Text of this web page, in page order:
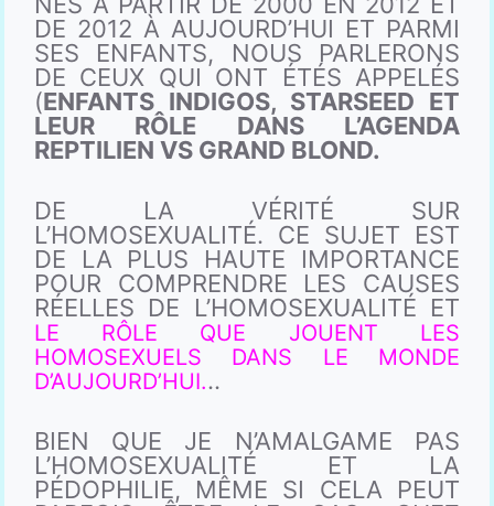
DE 2012 À AUJOURD’HUI ET PARMI
SES ENFANTS, NOUS PARLERONS
DE CEUX QUI ONT ÉTÉS APPELÉS
(ENFANTS INDIGOS, STARSEED ET
LEUR RÔLE DANS L’AGENDA
REPTILIEN VS GRAND BLOND.
DE LA VÉRITÉ SUR
L’HOMOSEXUALITÉ. CE SUJET EST
DE LA PLUS HAUTE IMPORTANCE
POUR COMPRENDRE LES CAUSES
RÉELLES DE L’HOMOSEXUALITÉ ET
LE RÔLE QUE JOUENT LES
HOMOSEXUELS DANS LE MONDE
D’AUJOURD’HUI...
BIEN QUE JE N’AMALGAME PAS
L’HOMOSEXUALITÉ ET LA
PÉDOPHILIE, MÊME SI CELA PEUT